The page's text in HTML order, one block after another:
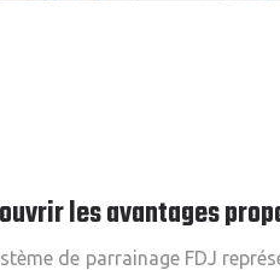
les avantages
de parrainage FDJ